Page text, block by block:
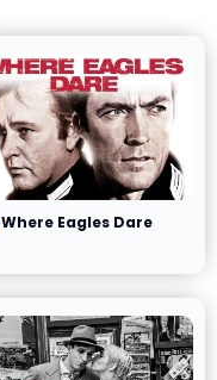
Where Eagles Dare